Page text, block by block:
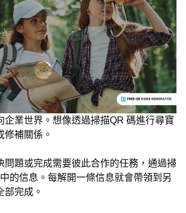
企業世界。想像透過掃描QR 碼進行尋寶
修補關係。
問題或完成需要彼此合作的任務，通過掃
的信息。每解開一條信息就會帶領到另
部完成。